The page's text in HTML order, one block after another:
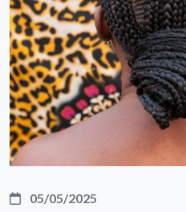
05/05/2025